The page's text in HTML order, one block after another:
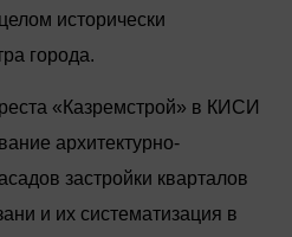
исторически
города.
«Казремстрой» в КИСИ
архитектурно-
застройки кварталов
и их систематизация в